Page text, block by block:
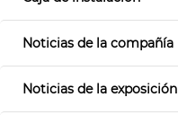
Noticias de la compañía
Noticias de la exposición